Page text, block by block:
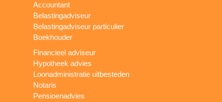
Accountant
Belastingadviseur
Belastingadviseur particulier
Boekhouder
Financieel adviseur
Hypotheek advies
Loonadministratie uitbesteden
Notaris
Pensioenadvies